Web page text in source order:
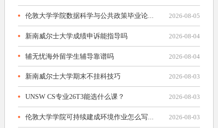
伦敦大学学院数据科学与公共政策毕业论... 2026-08-05
新南威尔士大学成绩申诉能指导吗 2026-08-04
辅无忧海外留学生辅导靠谱吗 2026-08-04
新南威尔士大学期末不挂科技巧 2026-08-03
UNSW CS专业26T3能选什么课？ 2026-08-03
伦敦大学学院可持续建成环境作业怎么写... 2026-08-03